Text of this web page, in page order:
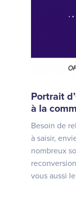
Portrait
à la
Besoin de
à saisir,
nombreux
vous aussi